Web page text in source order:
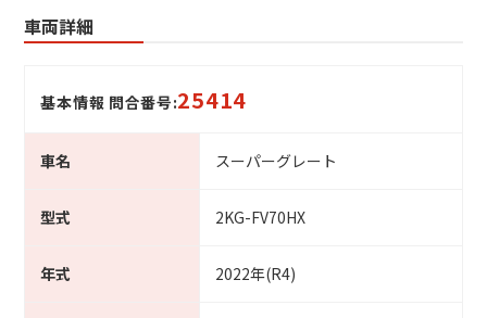
車両詳細
基本情報 問合番号:25414
車名 スーパーグレート
型式 2KG-FV70HX
年式 2022年(R4)